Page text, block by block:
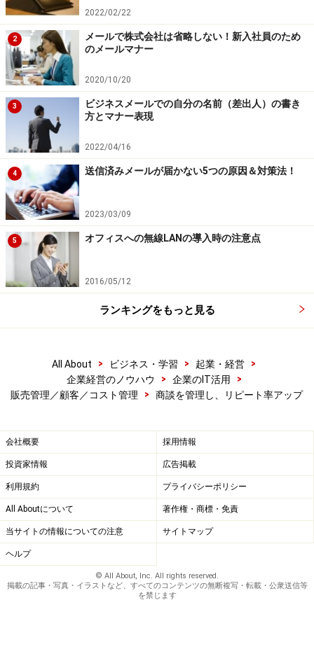
2022/02/22
2
メールで株式会社は省略しない！新入社員のため
のメールマナー
2020/10/20
3
ビジネスメールでの自分の名前（差出人）の書き
方とマナー表現
2022/04/16
4 送信済みメールが届かない5つの原因＆対策法！
2023/03/09
5 オフィスへの無線LANの導入時の注意点
2016/05/12
ランキングをもっと見る
All About > ビジネス・学習 > 起業・経営
>
企業経営のノウハウ
> 企業のIT活用
>
販売管理／顧客／コスト管理
> 商談を管理し、リピート率アップ
会社概要 採用情報
投資家情報 広告掲載
利用規約 プライバシーポリシー
All Aboutについて 著作権・商標・免責
当サイトの情報についての注意 サイトマップ
ヘルプ
© All About, Inc. All rights reserved.
掲載の記事・写真・イラストなど、すべてのコンテンツの無断複写・転載・公衆送信等
を禁じます